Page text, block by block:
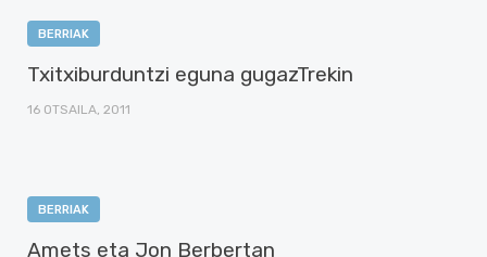
BERRIAK
Txitxiburduntzi eguna gugazTrekin
16 OTSAILA, 2011
BERRIAK
Amets eta Jon Berbertan